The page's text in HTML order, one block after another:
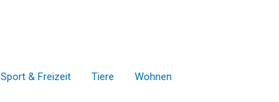
Sport & Freizeit Tiere Wohnen